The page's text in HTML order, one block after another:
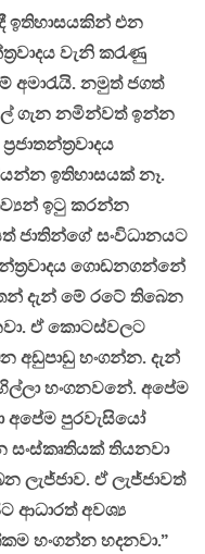
ඉතිහාසයකින් එන
වැනි කරැණු
නමුත් ජගත්
ගැන නමින්වත් ඉන්න
ඉතිහාසයක් නෑ.
ඉටු කරන්න
ජාතින්ගේ සංවිධානයට
ගොඩනගන්නේ
දැන් මේ රටේ තිබෙන
ඒ කොටස්වලට
අඩුපාඩු හංගන්න. දැන්
හංගනවනේ. අපේම
අපේම පුරවැසියෝ
සංස්කෘතියක් තියනවා
ඒ ලැජ්ජාවත්
ආධාරත් අවශ්‍ය
හංගන්න හදනවා.”